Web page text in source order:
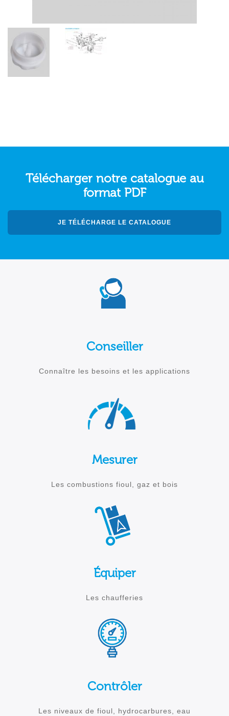
Télécharger notre catalogue au
format PDF
JE TÉLÉCHARGE LE CATALOGUE
Conseiller
Connaître les besoins et les applications
Mesurer
Les combustions fioul, gaz et bois
Équiper
Les chaufferies
Contrôler
Les niveaux de fioul, hydrocarbures, eau